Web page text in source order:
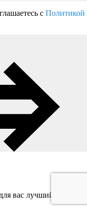
с Политикой
вас лучший вариант